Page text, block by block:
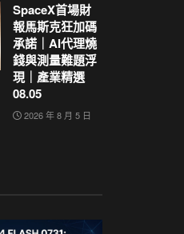
SpaceX首場財
報馬斯克狂加碼
承諾｜AI代理燒
錢與測量難題浮
現｜產業精選
08.05
2026 年 8 月 5 日